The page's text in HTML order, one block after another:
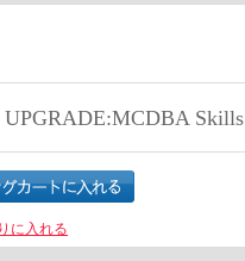
UPGRADE:MCDBA Skills to MCITP DB Admin by Using MS SQL 2005
に入れる